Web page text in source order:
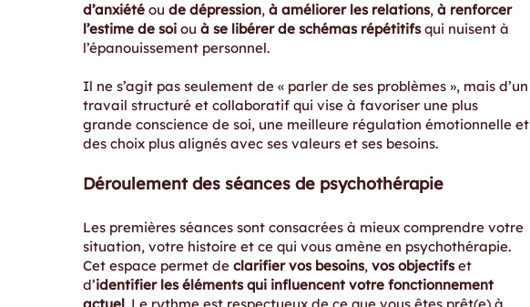
d’anxiété ou de dépression, à améliorer les relations, à renforcer
l’estime de soi ou à se libérer de schémas répétitifsqui nuisent à
l’épanouissement personnel.
Il ne s’agit pas seulement de « parler de ses problèmes », mais d’un
travail structuré et collaboratif qui vise à favoriser une plus
grande conscience de soi, une meilleure régulation émotionnelle et
des choix plus alignés avec ses valeurs et ses besoins.
​Déroulement des séances de psychothérapie
Les premières séances sont consacrées à mieux comprendre votre
situation, votre histoire et ce qui vous amène en psychothérapie.
Cet espace permet de clarifier vos besoins, vos objectifset
d’identifier les éléments qui influencent votre fonctionnement